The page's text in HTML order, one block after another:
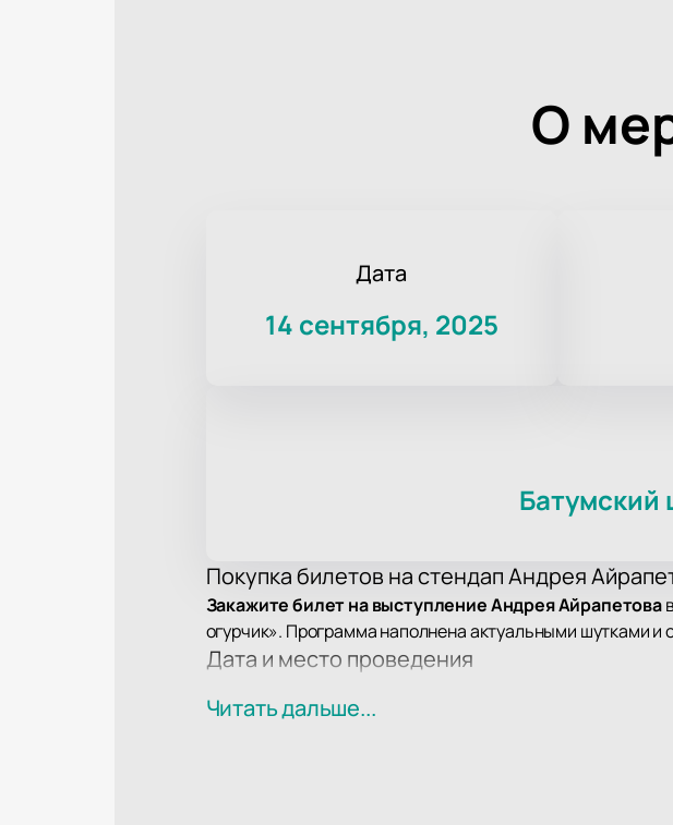
О
Дата
14 сентября, 2025
Батумский
Покупка билетов на стендап Андрея
Закажите билет на выступление Андрея Айрапетова
огурчик». Программа наполнена актуальными шутками
Дата и место проведения
Кто выступает?
Читать дальше...